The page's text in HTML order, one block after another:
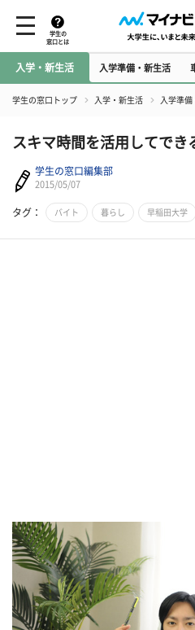
学生の
窓口とは
入学・新生活 入学準備・新生活
学生の窓口トップ 入学・新生活 入学準備
スキマ時間を活用してでき
学生の窓口編集部
2015/05/07
タグ： バイト 暮らし 早稲田大学